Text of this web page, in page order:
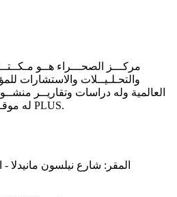
مركـــز الصحـــراء هــو
والتحـلـيــلات والاستشارات
العالمية وله دراسات وتقاريــر
له موقــع الصحراء ومنصة الصحراء PLUS.